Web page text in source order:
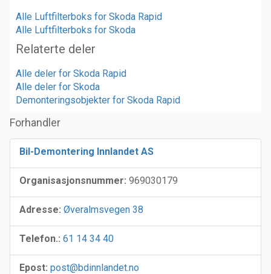
Alle Luftfilterboks for Skoda Rapid
Alle Luftfilterboks for Skoda
Relaterte deler
Alle deler for Skoda Rapid
Alle deler for Skoda
Demonteringsobjekter for Skoda Rapid
Forhandler
Bil-Demontering Innlandet AS
Organisasjonsnummer: 969030179
Adresse: Øveralmsvegen 38
Telefon.: 61 14 34 40
Epost: post@bdinnlandet.no